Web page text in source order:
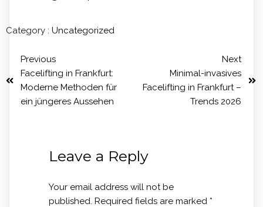
Category : Uncategorized
Previous
Facelifting in Frankfurt:
Moderne Methoden für
ein jüngeres Aussehen
Next
Minimal-invasives
Facelifting in Frankfurt –
Trends 2026
Leave a Reply
Your email address will not be
published. Required fields are marked *